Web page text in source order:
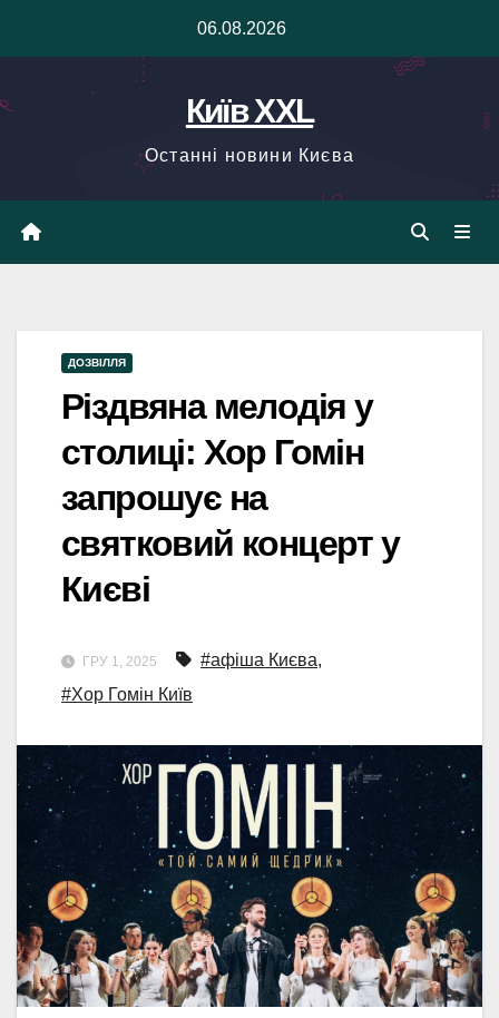
06.08.2026
Київ XXL
Останні новини Києва
ДОЗВІЛЛЯ
Різдвяна мелодія у
столиці: Хор Гомін
запрошує на
святковий концерт у
Києві
ГРУ 1, 2025 #афіша Києва,
#Хор Гомін Київ